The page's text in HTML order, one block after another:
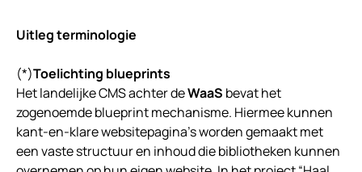
Uitleg terminologie
(*)Toelichting blueprints
Het landelijke CMS achter deWaaS bevat het
zogenoemde blueprint mechanisme. Hiermee kunnen
kant-en-klare websitepagina’s worden gemaakt met
een vaste structuur en inhoud die bibliotheken kunnen